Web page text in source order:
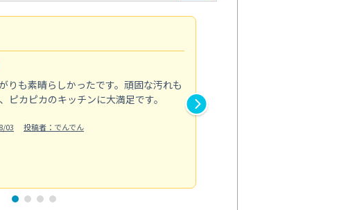
りも素晴らしかったです。頑固な汚れも
ピカピカのキッチンに大満足です。
03 投稿者：でんでん